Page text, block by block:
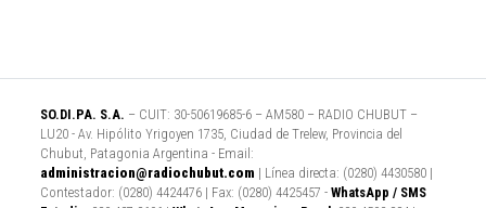
SO.DI.PA. S.A. – CUIT: 30-50619685-6 – AM580 – RADIO CHUBUT –
LU20 - Av. Hipólito Yrigoyen 1735, Ciudad de Trelew, Provincia del
Chubut, Patagonia Argentina - Email:
administracion@radiochubut.com | Línea directa: (0280) 4430580 |
Contestador: (0280) 4424476 | Fax: (0280) 4425457 - WhatsApp / SMS